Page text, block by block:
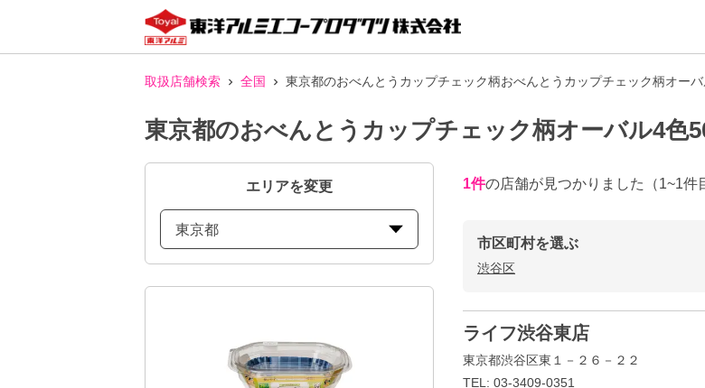
取扱店舗検索 全国 東京都のおべんとうカップチェック柄おべんとうカップチェック柄オー
東京都のおべんとうカップチェック柄オーバル4色
エリアを変更
東京都
1件の店舗が見つかりました （1~1件
市区町村を選ぶ
渋谷区
ライフ渋谷東店
東京都渋谷区東１－２６－２２
TEL: 03-3409-0351